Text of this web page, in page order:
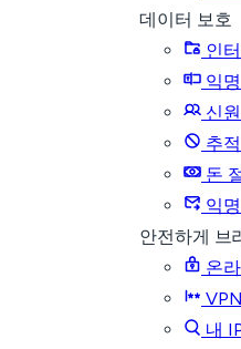
데이터 보호
인
익
신
추
돈
익
안전하게 브
온
내